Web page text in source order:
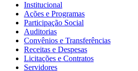
Institucional
Ações e Programas
Participação Social
Auditorias
Convênios e Transferências
Receitas e Despesas
Licitações e Contratos
Servidores